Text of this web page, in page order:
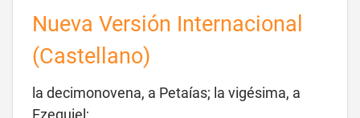
Nueva Versión Internacional
(Castellano)
la decimonovena, a Petaías; la vigésima, a
Ezequiel;